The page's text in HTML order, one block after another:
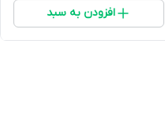
افزودن به سبد